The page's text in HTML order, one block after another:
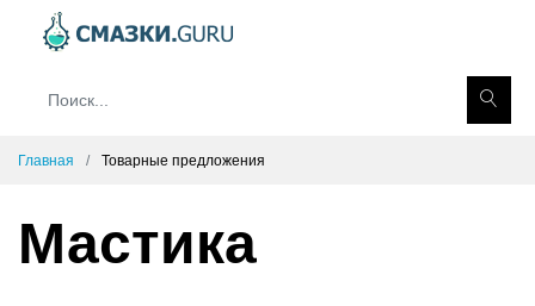
Главная Товарные предложения
Мастика